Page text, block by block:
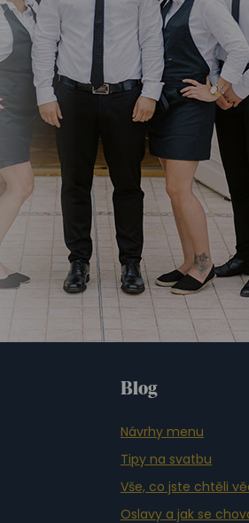
Blog
Návrhy menu
Tipy na svatbu
Vše, co jste chtěli
Oslavy a jak se